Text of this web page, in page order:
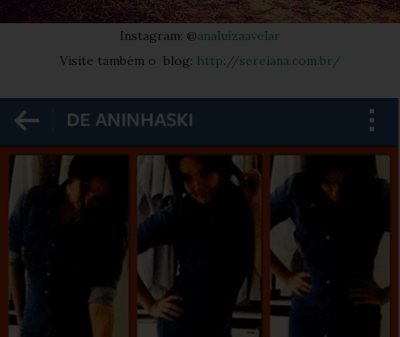
Instagram: @analuizaavelar
Visite também o blog: http://sereiana.com.br/